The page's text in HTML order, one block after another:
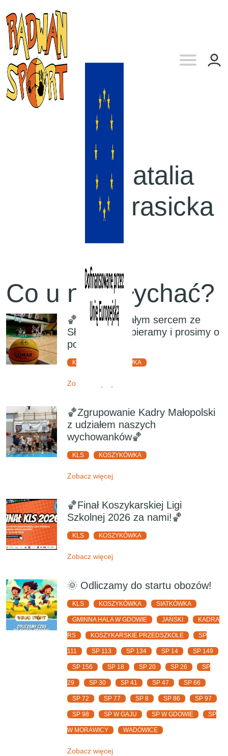
Natalia
Krasicka
Co u nas słychać?
🏀Jesteśmy całym sercem ze
Sławkiem! Wspieramy i prosimy o
pomoc!
KLS KOSZYKÓWKA
Zobacz więcej
🏀Zgrupowanie Kadry Małopolski
z udziałem naszych
wychowanków🏀
KLS KOSZYKÓWKA
Zobacz więcej
🏀Finał Koszykarskiej Ligi
Szkolnej 2026 za nami!🏀
KLS KOSZYKÓWKA
Zobacz więcej
🌞 Odliczamy do startu obozów!
KLS KOSZYKÓWKA SIATKÓWKA
GMINNA HALA W GDOWIE JAŃSKI KADRA
RS KOSZYKARSKIE PRZEDSZKOLE SP
111 SP 113 SP 134 SP 14 SP 149
SP 156 SP 18 SP 20 SP 26 SP
29 SP 30 SP 41 SP 47 SP 66
SP 72 SP 77 SP 8 SP 86 SP 97
SP 98 SP W GAJU SP W GDOWIE SP
W MORAWICY WADOWICE
Zobacz więcej